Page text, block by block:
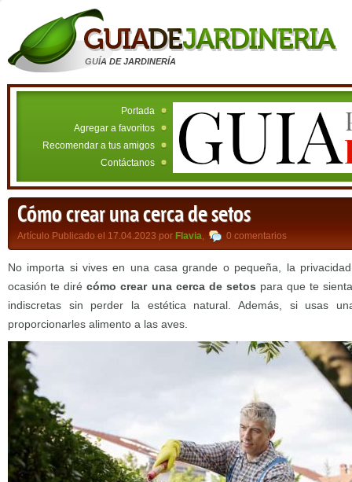
GUÍA DE JARDINERÍA
Portada
Agregar a favoritos
Recomendar a tus amigos
Contáctanos
Cómo crear una cerca de setos
Artículo Publicado el 17.04.2023 por Flavia, 0 comentarios
No importa si vives en una casa grande o pequeña, la
ocasión te dirécómo crear una cerca de setos para que te
indiscretas sin perder la estética natural. Además, si usas
proporcionarles alimento a las aves.